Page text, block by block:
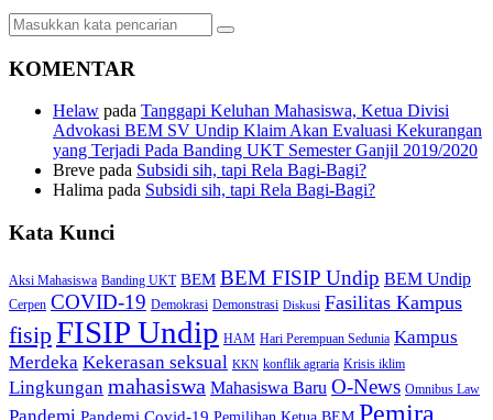
KOMENTAR
Helaw pada Tanggapi Keluhan Mahasiswa, Ketua Divisi
Advokasi BEM SV Undip Klaim Akan Evaluasi Kekurangan
yang Terjadi Pada Banding UKT Semester Ganjil 2019/2020
Breve pada Subsidi sih, tapi Rela Bagi-Bagi?
Halima pada Subsidi sih, tapi Rela Bagi-Bagi?
Kata Kunci
Aksi Mahasiswa Banding UKT BEM BEM FISIP Undip BEM Undip
Cerpen COVID-19 Demokrasi Demonstrasi Diskusi Fasilitas Kampus
fisipFISIP Undip HAM Hari Perempuan Sedunia Kampus
Merdeka Kekerasan seksual KKN konflik agraria Krisis iklim
Lingkungan mahasiswa Mahasiswa Baru O-News Omnibus Law
Pemira